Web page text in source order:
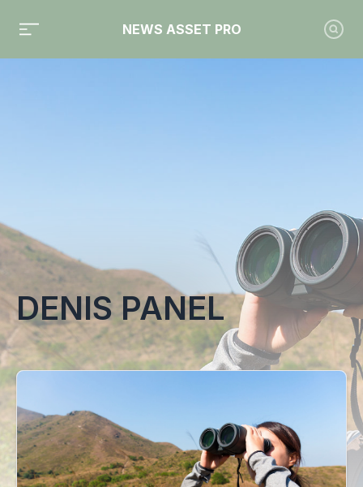
NEWS ASSET PRO
Toute l'actualité sur le tag "Denis Panel"
DENIS PANEL